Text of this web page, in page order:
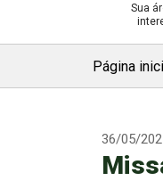
Sua
Página
36/05/